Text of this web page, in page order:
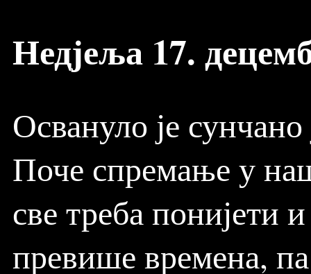
Недјеља 17.
Освануло је
Поче спремање у
све треба понијети
превише времена,